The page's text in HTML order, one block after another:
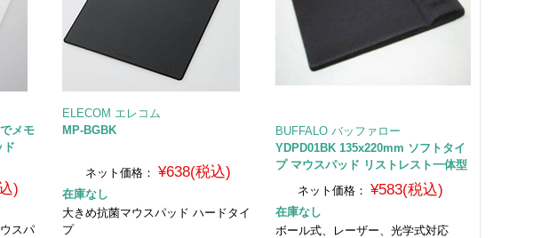
メモ
ド
)
スパ
ELECOM エレコム
MP-BGBK
ネット価格： ¥638(税込)
在庫なし
大きめ抗菌マウスパッド ハードタイ
プ
BUFFALO バッファロー
YDPD01BK 135x220mm ソフトタイ
プ マウスパッド リストレスト一体型
ネット価格：
¥583(税込)
在庫なし
ボール式、レーザー、光学式対応